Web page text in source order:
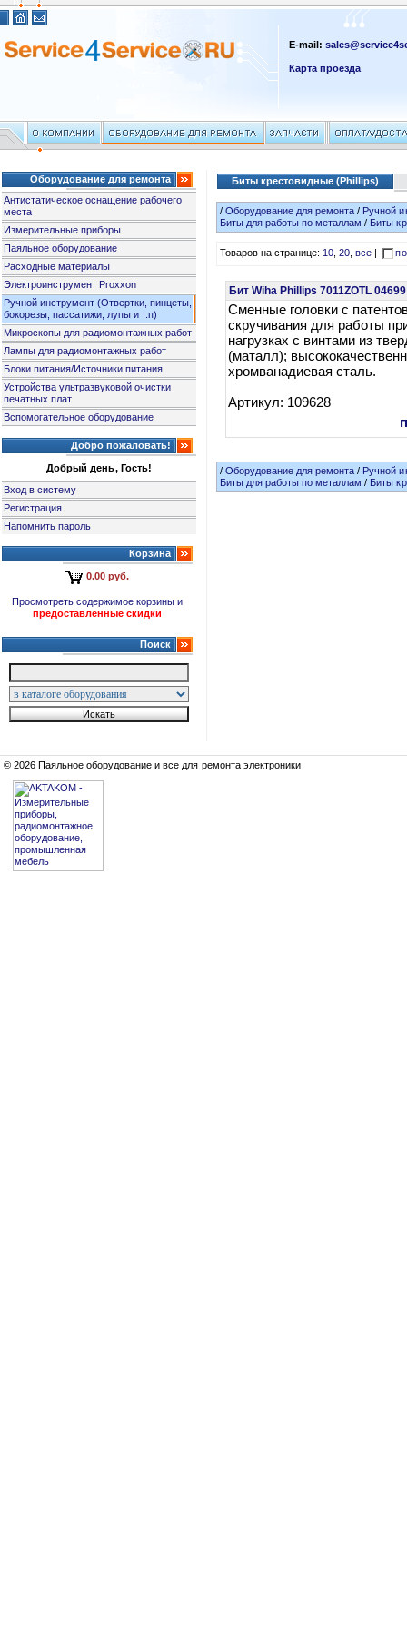
E-mail:
Карта проезда
Оборудование для ремонта
Антистатическое оснащение рабочего
места
Измерительные приборы
Паяльное оборудование
Расходные материалы
Электроинструмент Proxxon
Ручной инструмент (Отвертки, пинцеты,
бокорезы, пассатижи, лупы и т.п)
Микроскопы для радиомонтажных работ
Лампы для радиомонтажных работ
Блоки питания/Источники питания
Устройства ультразвуковой очистки
печатных плат
Вспомогательное оборудование
Добро пожаловать!
Добрый день, Гость!
Вход в систему
Регистрация
Напомнить пароль
Корзина
0.00 руб.
Просмотреть содержимое корзины и
предоставленные скидки
Поиск
Биты крестовидные (Phillips)
/Оборудование для ремонта / Ручной
Биты для работы по металлам / Биты
Товаров на странице:10,20,все
Бит Wiha Phillips 7011ZOTL
Сменные головки с
скручивания для работы
нагрузках с винтами из
(маталл);
хромванадиевая сталь.
Артикул: 109628
/Оборудование для ремонта / Ручной
Биты для работы по металлам / Биты
© 2026 Паяльное оборудование и все для ремонта электроники